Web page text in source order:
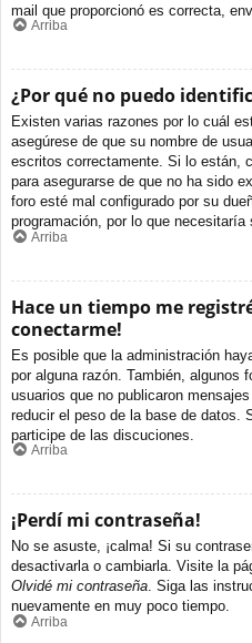
mail que proporcionó es correcta,
Arriba
¿Por qué no puedo
Existen varias razones por lo cuál
asegúrese de que su nombre de
escritos correctamente. Si lo están,
para asegurarse de que no ha sido
foro esté mal configurado por su
programación, por lo que necesitaría
Arriba
Hace un tiempo me
conectarme!
Es posible que la administración
por alguna razón. También, algunos
usuarios que no publicaron
reducir el peso de la base de datos.
participe de las discuciones.
Arriba
¡Perdí mi contraseña!
No se asuste, ¡calma! Si su
desactivarla o cambiarla. Visite la
Olvidé mi contraseña. Siga las
nuevamente en muy poco tiempo.
Arriba